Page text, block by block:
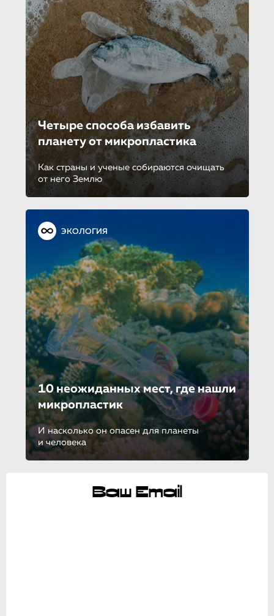
Четыре способа избавить
планету от микропласти­ка
Как страны и ученые собираются очищать
от него Землю
ЭКОЛОГИЯ
10 неожиданных мест, где нашли
микропластик
И насколько он опасен для планеты
и человека
Ваш Email